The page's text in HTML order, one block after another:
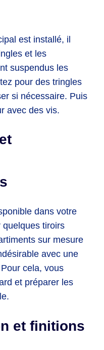
est installé, il
et les
suspendus les
pour des tringles
si nécessaire. Puis
avec des vis.
dans votre
tiroirs
sur mesure
avec une
cela, vous
et préparer les
et finitions